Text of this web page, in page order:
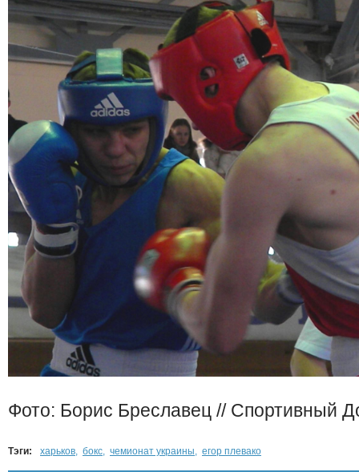
Фото: Борис Бреславец // Спортивный
Тэги: харьков, бокс, чемионат украины, егор плевако